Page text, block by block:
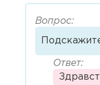
Вопрос:
Ответ: